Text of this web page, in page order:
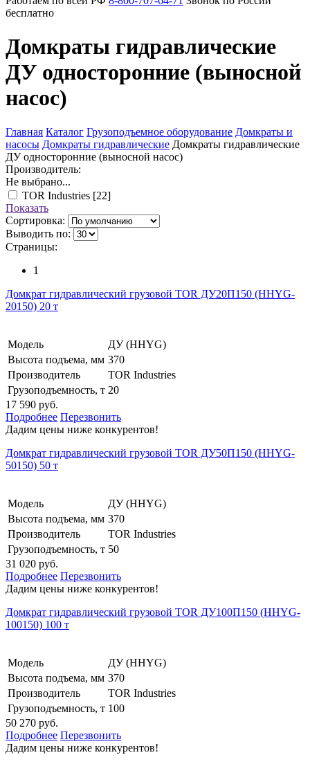
бесплатно
Домкраты гидравлические
ДУ односторонние (выносной
насос)
Главная Каталог Грузоподъемное оборудование Домкраты и
насосы Домкраты гидравлические Домкраты гидравлические
ДУ односторонние (выносной насос)
Производитель:
Не выбрано...
TOR Industries [22]
Показать
Сортировка:
Выводить по:
Страницы:
1
Домкрат гидравлический грузовой TOR ДУ20П150 (HHYG-
20150) 20 т
Модель
ДУ (HHYG)
Высота подъема, мм 370
Производитель
TOR Industries
Грузоподъемность, т 20
17 590 руб.
Подробнее Перезвонить
Дадим цены ниже конкурентов!
Домкрат гидравлический грузовой TOR ДУ50П150 (HHYG-
50150) 50 т
Модель
ДУ (HHYG)
Высота подъема, мм 370
Производитель
TOR Industries
Грузоподъемность, т 50
31 020 руб.
Подробнее Перезвонить
Дадим цены ниже конкурентов!
Домкрат гидравлический грузовой TOR ДУ100П150 (HHYG-
100150) 100 т
Модель
ДУ (HHYG)
Высота подъема, мм 370
Производитель
TOR Industries
Грузоподъемность, т 100
50 270 руб.
Подробнее Перезвонить
Дадим цены ниже конкурентов!